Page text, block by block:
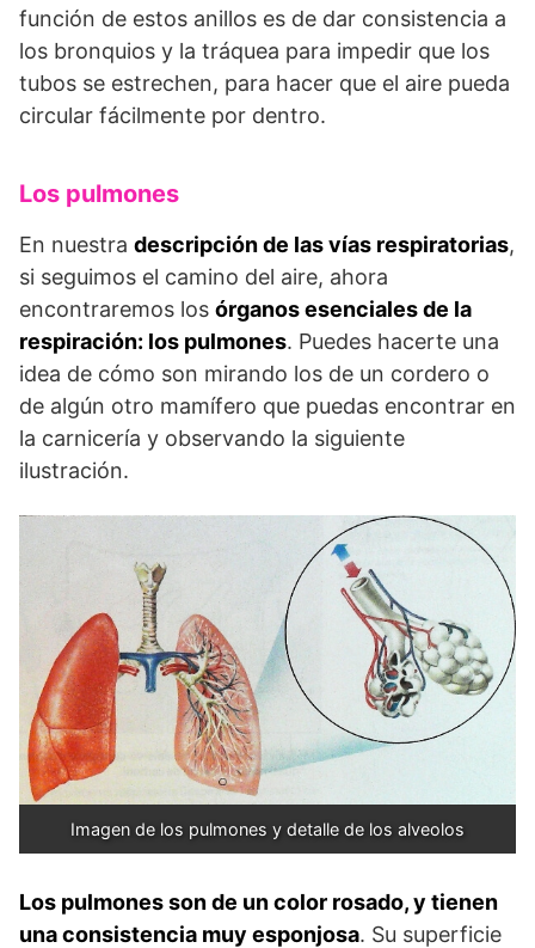
función de estos anillos es de dar consistencia a
los bronquios y la tráquea para impedir que los
tubos se estrechen, para hacer que el aire pueda
circular fácilmente por dentro.
Los pulmones
En nuestra descripción de las vías respiratorias,
si seguimos el camino del aire, ahora
encontraremos los órganos esenciales de la
respiración: los pulmones. Puedes hacerte una
idea de cómo son mirando los de un cordero o
de algún otro mamífero que puedas encontrar en
la carnicería y observando la siguiente
ilustración.
Imagen de los pulmones y detalle de los alveolos
Los pulmones son de un color rosado, y tienen
una consistencia muy esponjosa. Su superficie